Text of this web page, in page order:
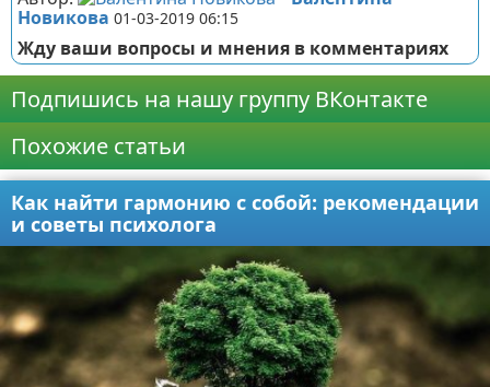
Новикова 01-03-2019 06:15
Жду ваши вопросы и мнения в комментариях
Подпишись на нашу группу ВКонтакте
Похожие статьи
Как найти гармонию с собой: рекомендации
и советы психолога